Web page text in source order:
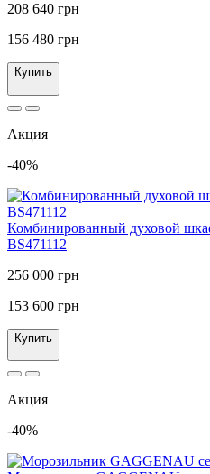
208 640 грн
156 480 грн
Купить
Акция
-40%
Комбинированный духовой
BS471112
256 000 грн
153 600 грн
Купить
Акция
-40%